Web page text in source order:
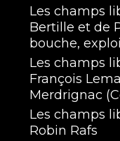
Les champs
Bertille et de
bouche,
Les champs
François
Merdrignac
Les champs
Robin Rafs